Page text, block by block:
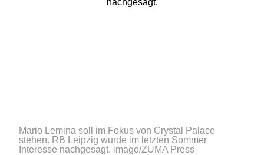
Mario Lemina soll im Fokus von Crystal Palace
stehen. RB Leipzig wurde im letzten Sommer
Interesse nachgesagt. imago/ZUMA Press